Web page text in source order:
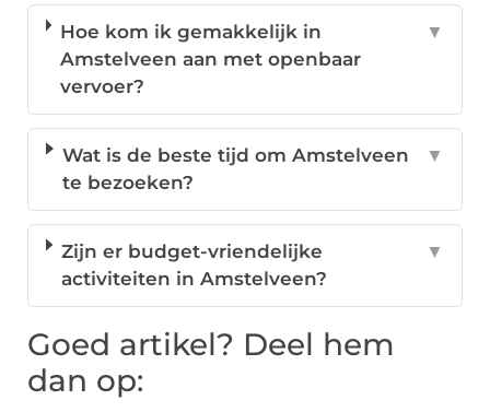
Hoe kom ik gemakkelijk in
Amstelveen aan met openbaar
vervoer?
▼
Wat is de beste tijd om Amstelveen
te bezoeken?
▼
Zijn er budget-vriendelijke
activiteiten in Amstelveen?
▼
Goed artikel? Deel hem
dan op: